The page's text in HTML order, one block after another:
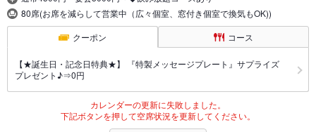
80席(お席を減らして営業中（広々個室、窓付き個室で換気もOK))
クーポン コース
【★誕生日・記念日特典★】 『特製メッセージプレート』サプライズ
プレゼント♪⇒0円
カレンダーの更新に失敗しました。
下記ボタンを押して空席状況を更新してください。